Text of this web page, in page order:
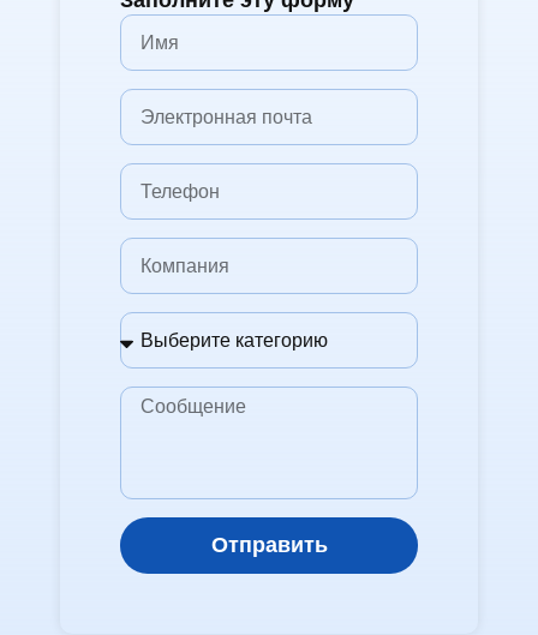
Отправить